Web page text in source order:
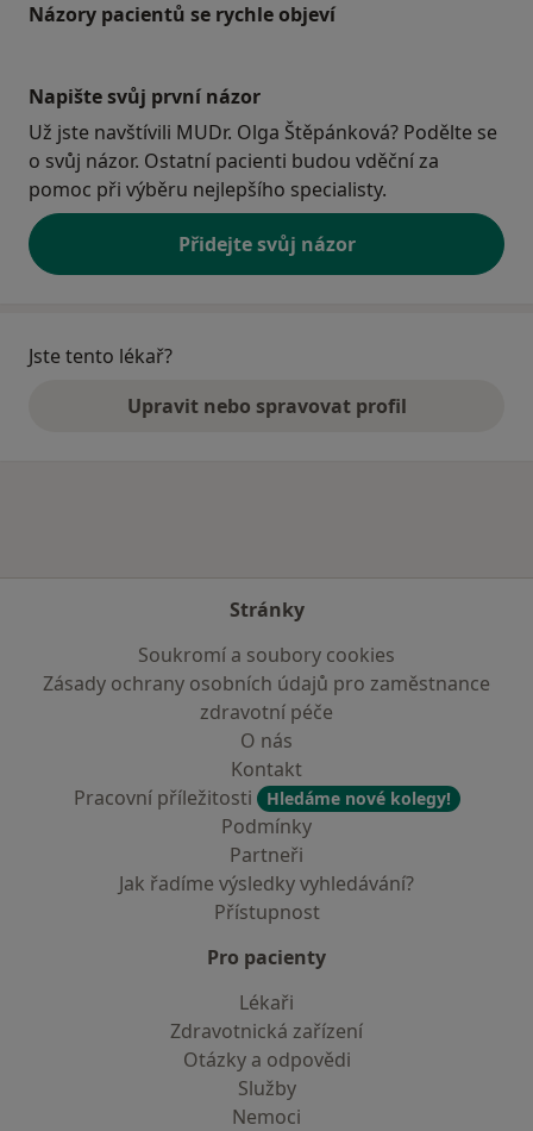
Názory pacientů se rychle objeví
Napište svůj první názor
Už jste navštívili MUDr. Olga Štěpánková? Podělte se
o svůj názor. Ostatní pacienti budou vděční za
pomoc při výběru nejlepšího specialisty.
Přidejte svůj názor
Jste tento lékař?
Upravit nebo spravovat profil
Stránky
Soukromí a soubory cookies
Zásady ochrany osobních údajů pro zaměstnance
zdravotní péče
O nás
Kontakt
Pracovní příležitosti
Hledáme nové kolegy!
Podmínky
Partneři
Jak řadíme výsledky vyhledávání?
Přístupnost
Pro pacienty
Lékaři
Zdravotnická zařízení
Otázky a odpovědi
Služby
Nemoci